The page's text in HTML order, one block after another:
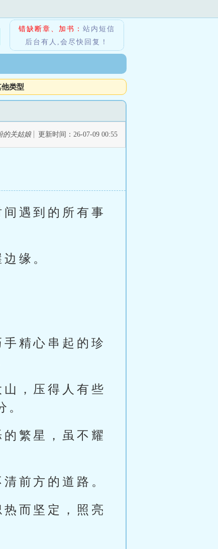
错缺断章、加书： 站内短信
后台有人,会尽快回复！
他类型
的关姑娘 更新时间：26-07-09 00:55
遇到的所有事
缘。
精心串起的珍
，压得人有些
。
繁星，虽不耀
前方的道路。
而坚定，照亮